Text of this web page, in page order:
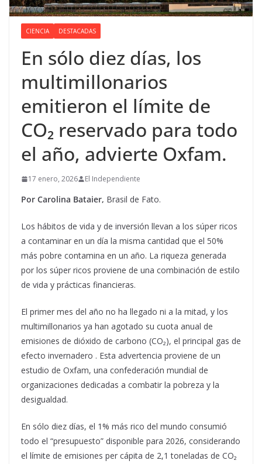
CIENCIA DESTACADAS
En sólo diez días, los
multimillonarios
emitieron el límite de
CO₂ reservado para todo
el año, advierte Oxfam.
17 enero, 2026 El Independiente
Por Carolina Bataier, Brasil de Fato.
Los hábitos de vida y de inversión llevan a los súper ricos
a contaminar en un día la misma cantidad que el 50%
más pobre contamina en un año. La riqueza generada
por los súper ricos proviene de una combinación de estilo
de vida y prácticas financieras.
El primer mes del año no ha llegado ni a la mitad, y los
multimillonarios ya han agotado su cuota anual de
emisiones de dióxido de carbono (CO₂), el principal gas de
efecto invernadero . Esta advertencia proviene de un
estudio de Oxfam, una confederación mundial de
organizaciones dedicadas a combatir la pobreza y la
desigualdad.
En sólo diez días, el 1% más rico del mundo consumió
todo el “presupuesto” disponible para 2026, considerando
el límite de emisiones per cápita de 2,1 toneladas de CO₂